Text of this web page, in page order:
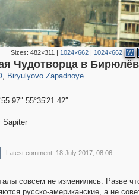
Sizes: 482×311 | 1024×662| 1024×662 W
Чудотворца в
, Biryulyovo Zapadnoye
382
55°35′21.42″
Sapiter
Latest comment: 18 July 2017, 08:06
совсем не изменились. Разве
русско-американские, а не